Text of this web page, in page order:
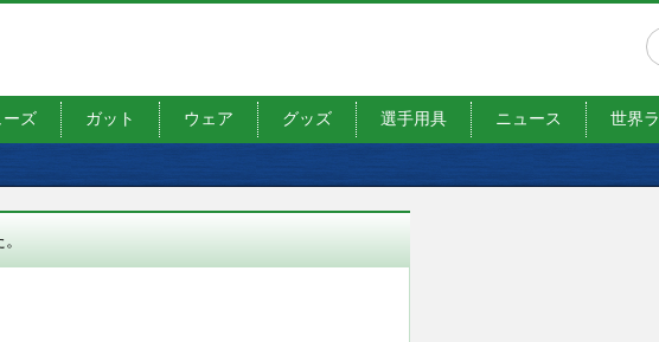
ーズ ガット ウェア グッズ 選手用具 ニュース 世界